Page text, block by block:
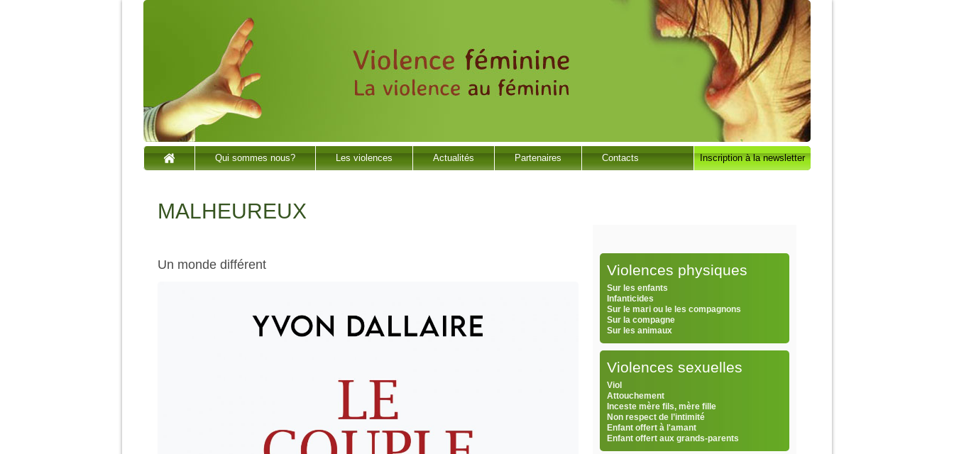
Qui sommes nous? Les violences Actualités Partenaires Contacts Inscription à la newsletter
MALHEUREUX
Un monde différent Violences physiques
Sur les enfants
Infanticides
Sur le mari ou le les compagnons
Sur la compagne
Sur les animaux
Violences sexuelles
Viol
Attouchement
Inceste mère fils, mère fille
Non respect de l’intimité
Enfant offert à l'amant
Enfant offert aux grands-parents